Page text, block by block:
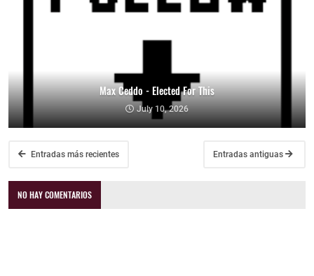
Max Ceddo - Elected For This
July 10, 2026
Entradas más recientes Entradas antiguas
NO HAY COMENTARIOS